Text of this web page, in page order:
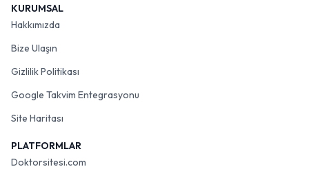
KURUMSAL
Hakkımızda
Bize Ulaşın
Gizlilik Politikası
Google Takvim Entegrasyonu
Site Haritası
PLATFORMLAR
Doktorsitesi.com